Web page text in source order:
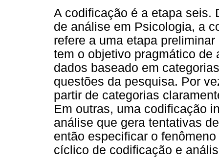
A codificação é a etapa seis.
de análise em Psicologia, a
refere a uma etapa
tem o objetivo pragmático de
dados baseado em
questões da pesquisa. Por
partir de categorias
Em outras, uma codificação
análise que gera tentativas
então especificar o
cíclico de codificação e